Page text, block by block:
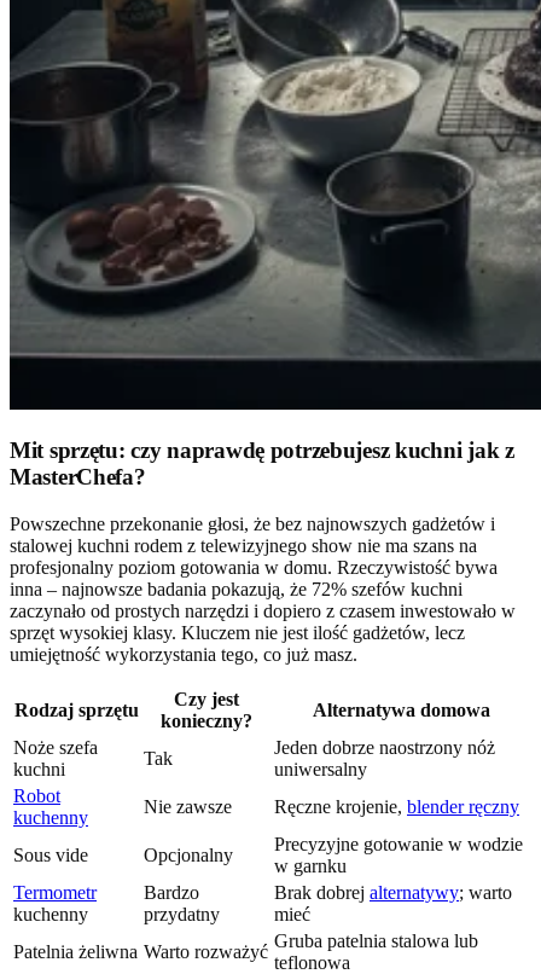
Mit sprzętu: czy naprawdę potrzebujesz kuchni jak z
MasterChefa?
Powszechne przekonanie głosi, że bez najnowszych gadżetów i
stalowej kuchni rodem z telewizyjnego show nie ma szans na
profesjonalny poziom gotowania w domu. Rzeczywistość bywa
inna – najnowsze badania pokazują, że 72% szefów kuchni
zaczynało od prostych narzędzi i dopiero z czasem inwestowało w
sprzęt wysokiej klasy. Kluczem nie jest ilość gadżetów, lecz
umiejętność wykorzystania tego, co już masz.
Rodzaj sprzętu
Czy jest
konieczny?
Alternatywa domowa
Noże szefa
kuchni
Tak
Jeden dobrze naostrzony nóż
uniwersalny
Robot
kuchenny
Nie zawsze Ręczne krojenie, blender ręczny
Sous vide Opcjonalny
Precyzyjne gotowanie w wodzie
w garnku
Termometr
kuchenny
Bardzo
przydatny
Brak dobrej alternatywy; warto
mieć
Patelnia żeliwna Warto rozważyć
Gruba patelnia stalowa lub
teflonowa